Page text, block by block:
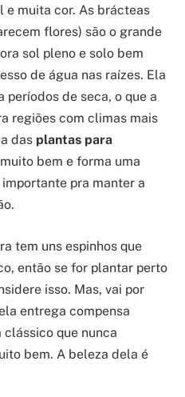
e muita cor. As brácteas
flores) são o grande
sol pleno e solo bem
de água nas raízes. Ela
de seca, o que a
regiões com climas mais
das plantas para
bem e forma uma
pra manter a
tem uns espinhos que
então se for plantar perto
isso. Mas, vai por
entrega compensa
clássico que nunca
bem. A beleza dela é